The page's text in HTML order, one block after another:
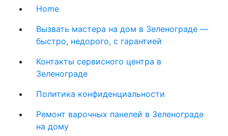
Home
Вызвать мастера на дом в Зеленограде —
быстро, недорого, с гарантией
Контакты сервисного центра в
Зеленограде
Политика конфиденциальности
Ремонт варочных панелей в Зеленограде
на дому